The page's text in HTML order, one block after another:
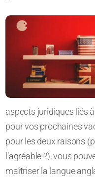
aspects juridiques liés
pour vos prochaines
pour les deux raisons
l’agréable ?), vous
maîtriser la langue